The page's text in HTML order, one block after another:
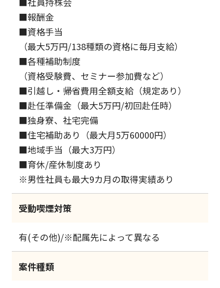
■報酬金
■資格手当
（最大5万円/138種類の資格に毎月支給）
■各種補助制度
（資格受験費、セミナー参加費など）
■引越し・帰省費用全額支給（規定あり）
■赴任準備金（最大5万円/初回赴任時）
■独身寮、社宅完備
■住宅補助あり（最大月5万60000円）
■地域手当（最大3万円）
■育休/産休制度あり
※男性社員も最大9カ月の取得実績あり
受動喫煙対策
有(その他)/※配属先によって異なる
案件種類